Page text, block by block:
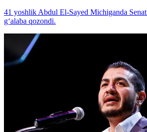
41 yoshlik Abdul El-Sayed Michiganda
g‘alaba qozondi.